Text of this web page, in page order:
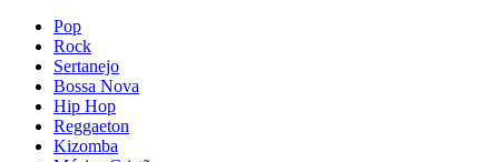
Pop
Rock
Sertanejo
Bossa Nova
Hip Hop
Reggaeton
Kizomba